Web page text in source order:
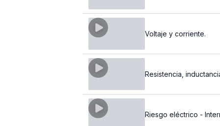
Voltaje y corriente.
Resistencia,
Riesgo eléctrico -